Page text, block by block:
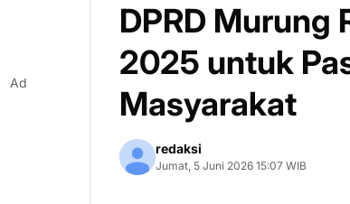
DPRD Murung
2025 untuk
Masyarakat
redaksi
Jumat, 5 Juni 2026 15:07 WIB
Ad